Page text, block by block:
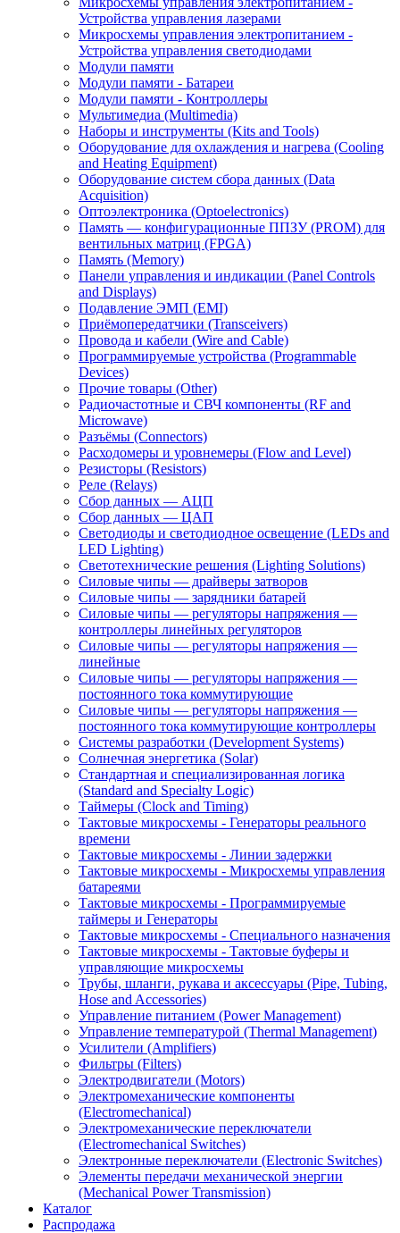
Устройства управления лазерами
Микросхемы управления электропитанием -
Устройства управления светодиодами
Модули памяти
Модули памяти - Батареи
Модули памяти - Контроллеры
Мультимедиа (Multimedia)
Наборы и инструменты (Kits and Tools)
Оборудование для охлаждения и нагрева (Cooling
and Heating Equipment)
Оборудование систем сбора данных (Data
Acquisition)
Оптоэлектроника (Optoelectronics)
Память — конфигурационные ППЗУ (PROM) для
вентильных матриц (FPGA)
Память (Memory)
Панели управления и индикации (Panel Controls
and Displays)
Подавление ЭМП (EMI)
Приёмопередатчики (Transceivers)
Провода и кабели (Wire and Cable)
Программируемые устройства (Programmable
Devices)
Прочие товары (Other)
Радиочастотные и СВЧ компоненты (RF and
Microwave)
Разъёмы (Connectors)
Расходомеры и уровнемеры (Flow and Level)
Резисторы (Resistors)
Реле (Relays)
Сбор данных — АЦП
Сбор данных — ЦАП
Светодиоды и светодиодное освещение (LEDs and
LED Lighting)
Светотехнические решения (Lighting Solutions)
Силовые чипы — драйверы затворов
Силовые чипы — зарядники батарей
Силовые чипы — регуляторы напряжения —
контроллеры линейных регуляторов
Силовые чипы — регуляторы напряжения —
линейные
Силовые чипы — регуляторы напряжения —
постоянного тока коммутирующие
Силовые чипы — регуляторы напряжения —
постоянного тока коммутирующие контроллеры
Системы разработки (Development Systems)
Солнечная энергетика (Solar)
Стандартная и специализированная логика
(Standard and Specialty Logic)
Таймеры (Clock and Timing)
Тактовые микросхемы - Генераторы реального
времени
Тактовые микросхемы - Линии задержки
Тактовые микросхемы - Микросхемы управления
батареями
Тактовые микросхемы - Программируемые
таймеры и Генераторы
Тактовые микросхемы - Специального назначения
Тактовые микросхемы - Тактовые буферы и
управляющие микросхемы
Трубы, шланги, рукава и аксессуары (Pipe, Tubing,
Hose and Accessories)
Управление питанием (Power Management)
Управление температурой (Thermal Management)
Усилители (Amplifiers)
Фильтры (Filters)
Электродвигатели (Motors)
Электромеханические компоненты
(Electromechanical)
Электромеханические переключатели
(Electromechanical Switches)
Электронные переключатели (Electronic Switches)
Элементы передачи механической энергии
(Mechanical Power Transmission)
Каталог
Распродажа